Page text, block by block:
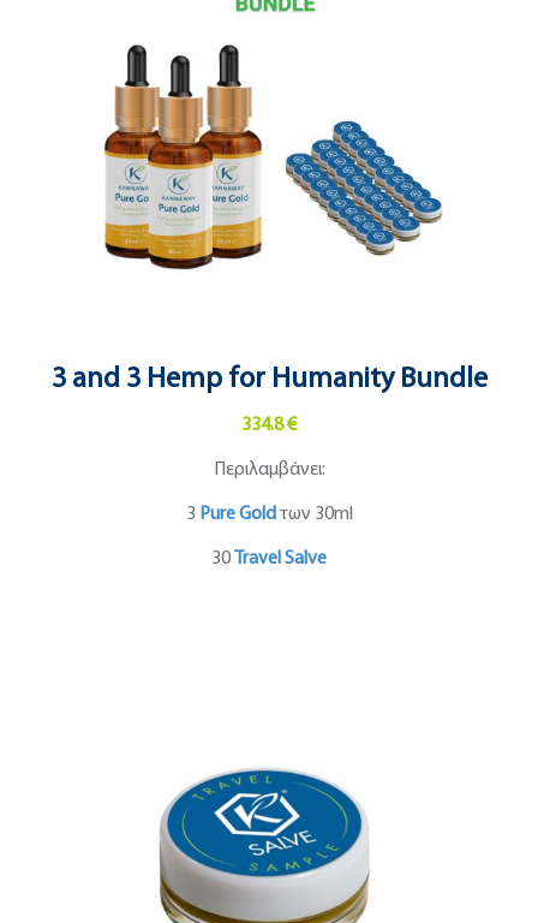
3 and 3 Hemp for Humanity Bundle
334.8 €
Περιλαμβάνει:
3 Pure Gold των 30ml
30 Travel Salve